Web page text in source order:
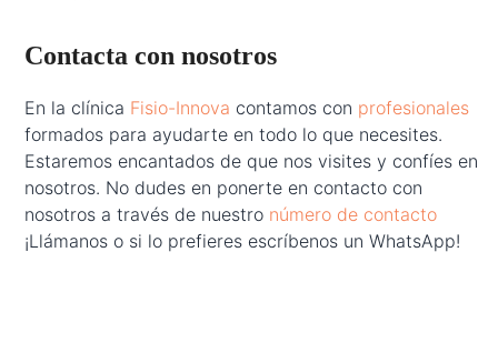
Contacta con nosotros
En la clínica Fisio-Innova contamos con profesionales
formados para ayudarte en todo lo que necesites.
Estaremos encantados de que nos visites y confíes en
nosotros. No dudes en ponerte en contacto con
nosotros a través de nuestro número de contacto
¡Llámanos o si lo prefieres escríbenos un WhatsApp!